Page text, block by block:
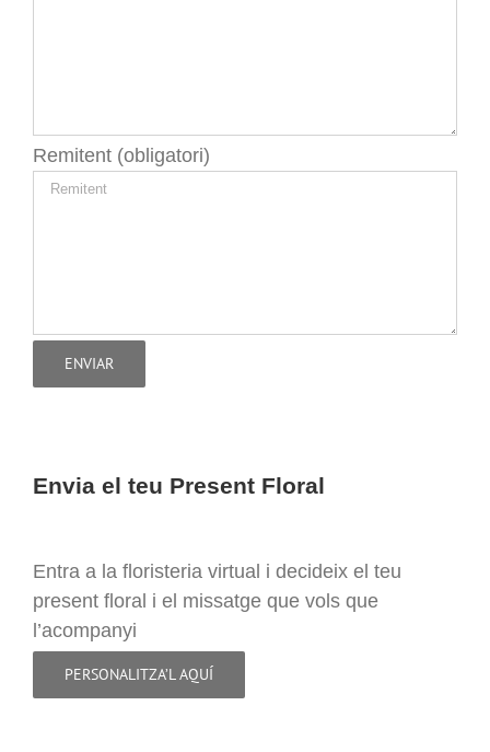
Remitent (obligatori)
Envia el teu Present Floral
Entra a la floristeria virtual i decideix el teu
present floral i el missatge que vols que
l’acompanyi
PERSONALITZA’L AQUÍ